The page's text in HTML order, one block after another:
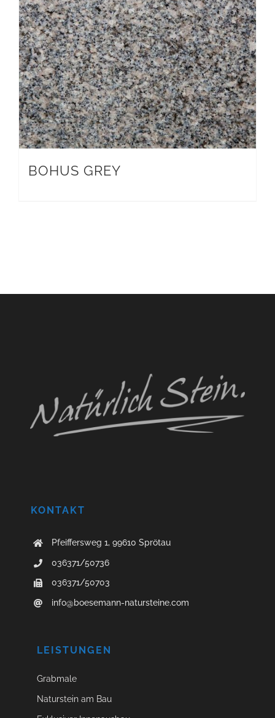
BOHUS GREY
KONTAKT
Pfeiffersweg 1, 99610 Sprötau
036371/50736
036371/50703
info@boesemann-natursteine.com
LEISTUNGEN
Grabmale
Naturstein am Bau